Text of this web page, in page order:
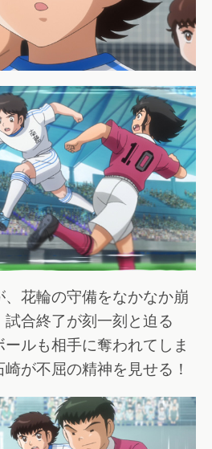
花輪の守備をなかなか崩
合終了が刻一刻と迫る
ルも相手に奪われてしま
が不屈の精神を見せる！